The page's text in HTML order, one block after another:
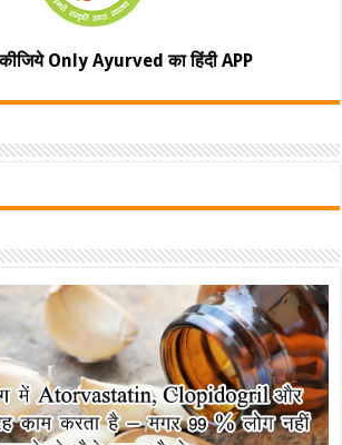
Only Ayurved का हिंदी APP